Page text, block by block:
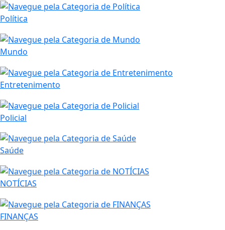
Política
Mundo
Entretenimento
Policial
Saúde
NOTÍCIAS
FINANÇAS